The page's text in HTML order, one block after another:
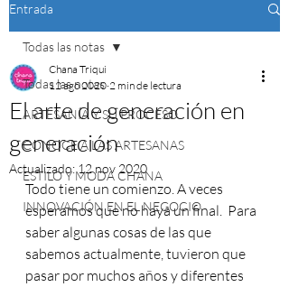
Entrada
Todas las notas
ARTESANÍA Y SU PROCESO
CONOCE A LAS ARTESANAS
ESTILO Y MODA CHANA
INNOVACIÓN EN EL NEGOCIO
Todas las notas
El arte de generación en
generación
Chana Triqui
12 ago 2020 2 min de lectura
Actualizado:12 nov 2020
Todo tiene un comienzo. A veces
esperamos que no haya un final.  Para
saber algunas cosas de las que
sabemos actualmente, tuvieron que
pasar por muchos años y diferentes